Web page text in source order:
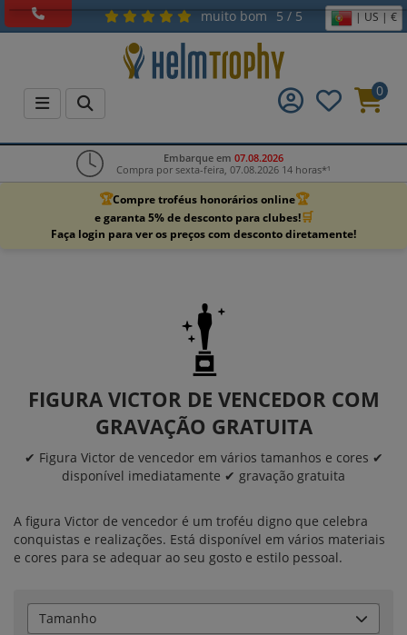
muito bom 5 / 5 | US | €
0
Embarque em 07.08.2026
Compra por sexta-feira, 07.08.2026 14 horas*¹
🏆Compre troféus honorários online🏆
e garanta 5% de desconto para clubes!🛒
Faça login para ver os preços com desconto diretamente!
FIGURA VICTOR DE VENCEDOR COM
GRAVAÇÃO GRATUITA
✔ Figura Victor de vencedor em vários tamanhos e cores ✔
disponível imediatamente ✔ gravação gratuita
A figura Victor de vencedor é um troféu digno que celebra
conquistas e realizações. Está disponível em vários materiais
e cores para se adequar ao seu gosto e estilo pessoal.
Tamanho